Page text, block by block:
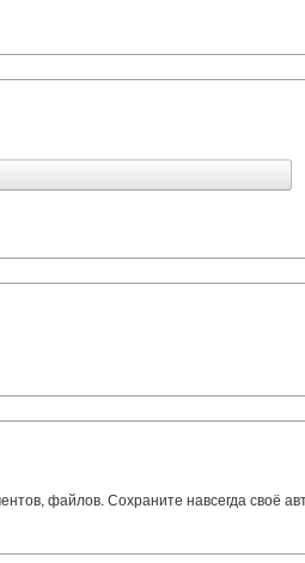
файлов. Сохраните навсегда своё